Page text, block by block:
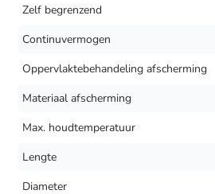
Zelf begrenzend
Continuvermogen
Oppervlaktebehandeling afscherming
Materiaal afscherming
Max. houdtemperatuur
Lengte
Diameter